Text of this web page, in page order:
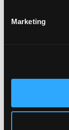
Marketing